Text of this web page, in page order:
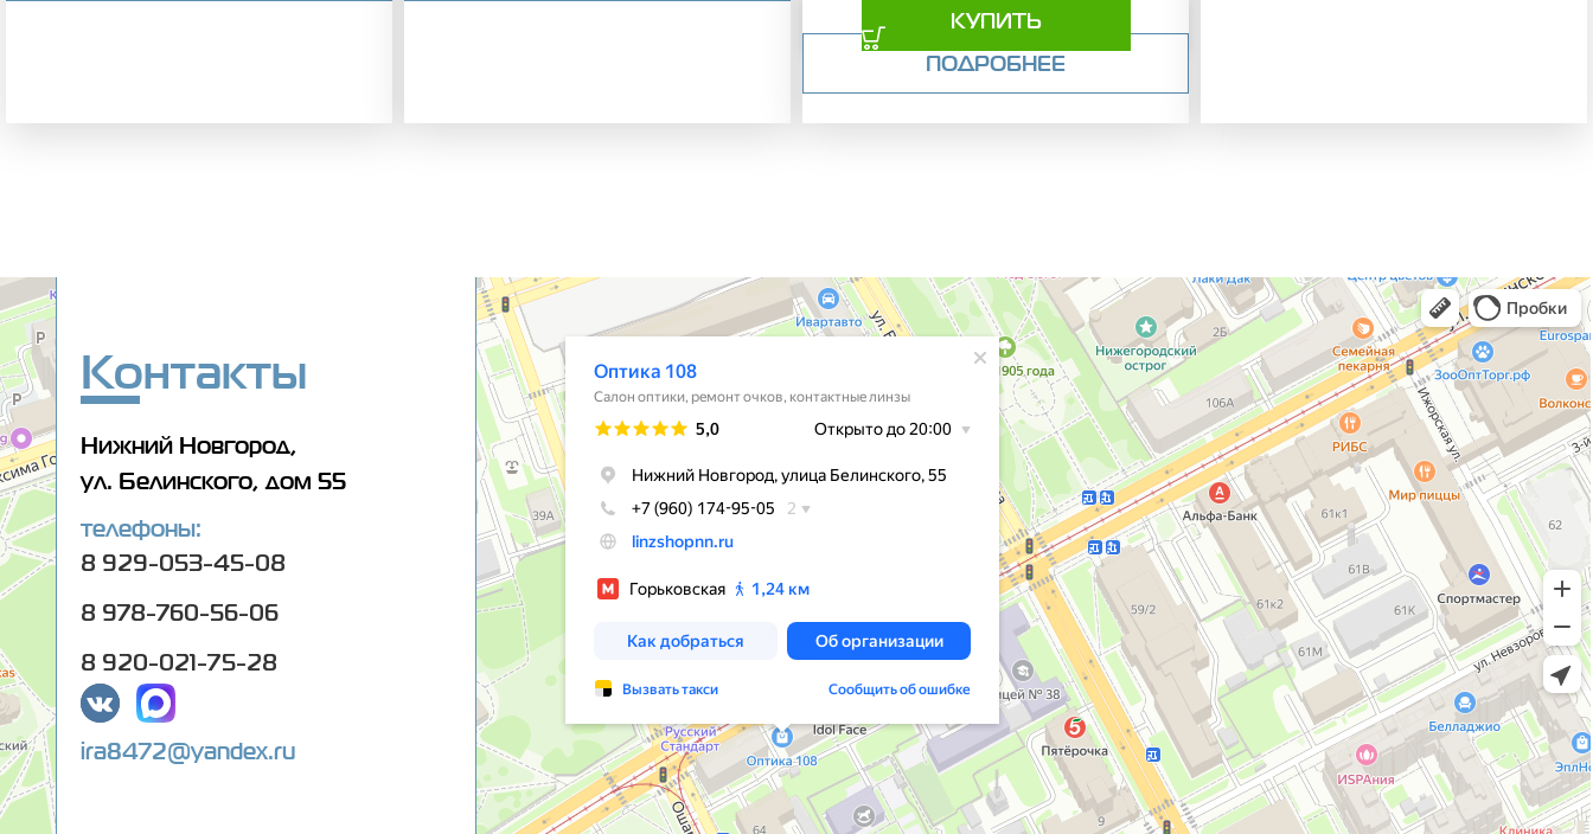
КУПИТЬ
ПОДРОБНЕЕ
Контакты
Нижний Новгород,
ул. Белинского, дом 55
телефоны:
8 929-053-45-08
8 978-760-56-06
8 920-021-75-28
ira8472@yandex.ru
108
оптики в Нижнем Новгороде
очков в Нижнем Новгороде